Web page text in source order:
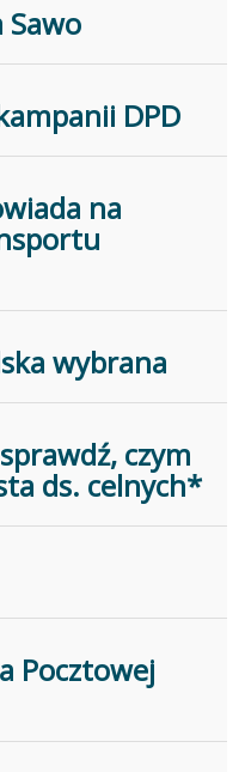
DPD
na
wybrana
czym
ds. celnych*
Pocztowej